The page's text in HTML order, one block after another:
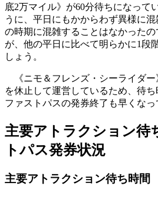
底2万マイル》が60分待ちになって
うに、平日にもかからわず異様に
の時期に混雑することはなかった
が、他の平日に比べて明らかに1段
しょう。
《ニモ＆フレンズ・シーライダー
を休止して運営しているため、待ち
ファストパスの発券終了も早くなっ
主要アトラクション待
トパス発券状況
主要アトラクション待ち時間